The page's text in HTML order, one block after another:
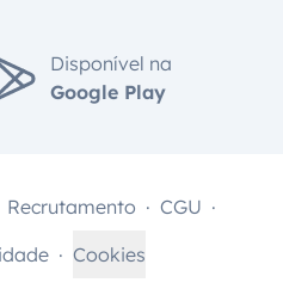
Disponível na
Google Play
Recrutamento
CGU
Cookies